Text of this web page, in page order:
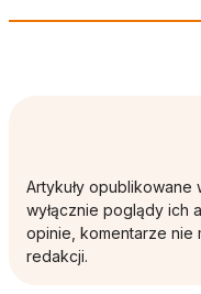
Artykuły opublikowane
wyłącznie poglądy ich
opinie, komentarze nie
redakcji.